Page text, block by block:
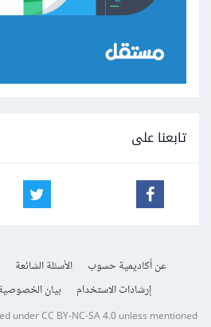
تابعنا على
عن أكاديمية حسوب الأسئلة الشائعة
إرشادات الاستخدام
بيان الخصوصية
underCC BY-NC-SA 4.0unless mentioned